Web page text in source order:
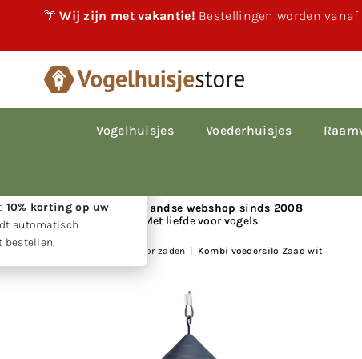
🌴Wij zijn met vakantie! Bestellingen worden
×
gewoon
bestellingen worden
10% korting op uw
automatisch
bestellen.
Vogelhuisjes Voederhuisjes
📍 Nederlandse webshop sinds 2008
Met liefde voor vogels
Voedersilo's voor zaden Kombi voedersilo Zaad wit